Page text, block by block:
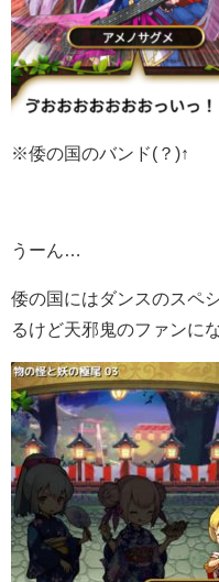
※倭の国のバンド(？)↑
うーん…
倭の国にはダンスのスペ
るけど天邪鬼のファンに